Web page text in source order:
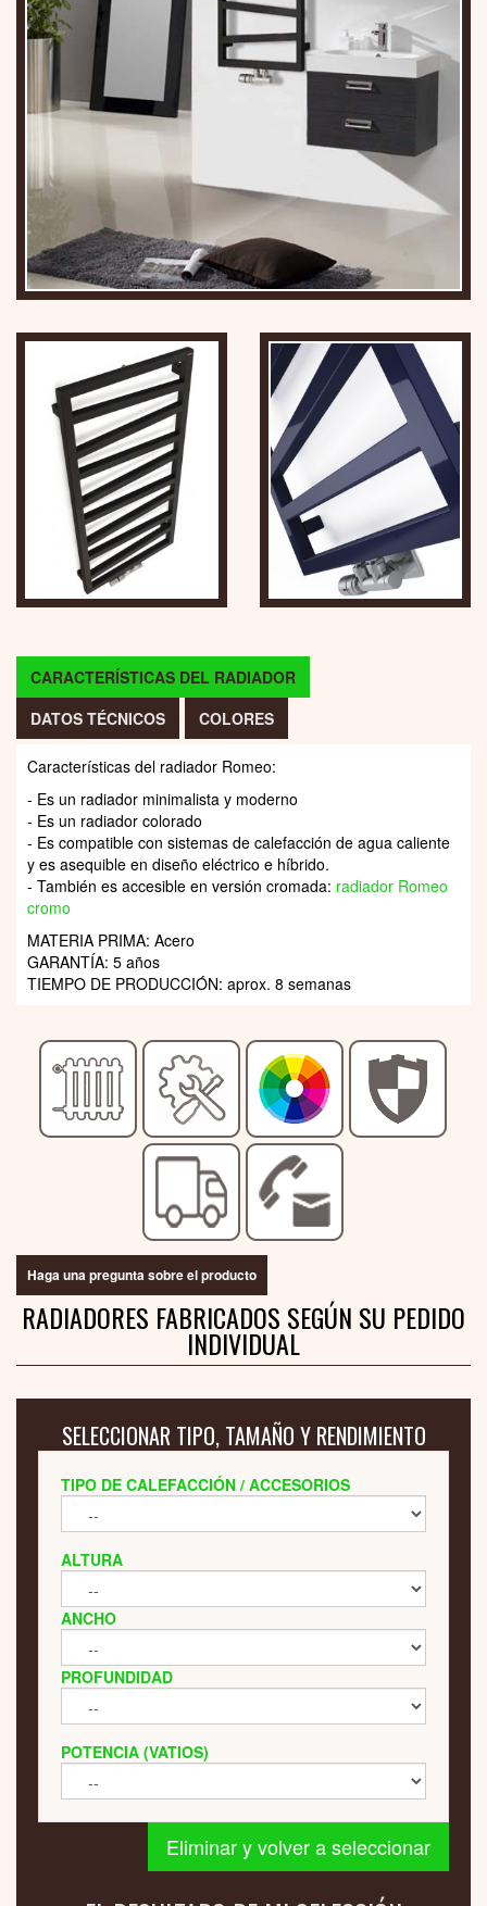
CARACTERÍSTICAS DEL RADIADOR
DATOS TÉCNICOS
COLORES
Características del radiador Romeo:
- Es un radiador minimalista y moderno
- Es un radiador colorado
- Es compatible con sistemas de calefacción de agua caliente
y es asequible en diseño eléctrico e híbrido.
- También es accesible en versión cromada: radiador Romeo
cromo
MATERIA PRIMA: Acero
GARANTÍA: 5 años
TIEMPO DE PRODUCCIÓN: aprox. 8 semanas
Haga una pregunta sobre el producto
RADIADORES FABRICADOS SEGÚN SU PEDIDO
INDIVIDUAL
SELECCIONAR TIPO, TAMAÑO Y RENDIMIENTO
TIPO DE CALEFACCIÓN / ACCESORIOS
ALTURA
ANCHO
PROFUNDIDAD
POTENCIA (VATIOS)
Eliminar y volver a seleccionar